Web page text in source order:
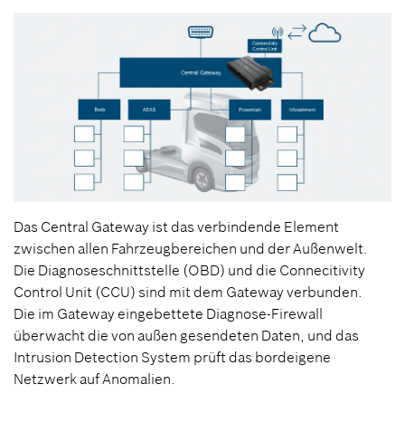
Das Central Gateway ist das verbindende Element
zwischen allen Fahrzeugbereichen und der Außenwelt.
Die Diagnoseschnittstelle (OBD) und die Connecitivity
Control Unit (CCU) sind mit dem Gateway verbunden.
Die im Gateway eingebettete Diagnose-Firewall
überwacht die von außen gesendeten Daten, und das
Intrusion Detection System prüft das bordeigene
Netzwerk auf Anomalien.